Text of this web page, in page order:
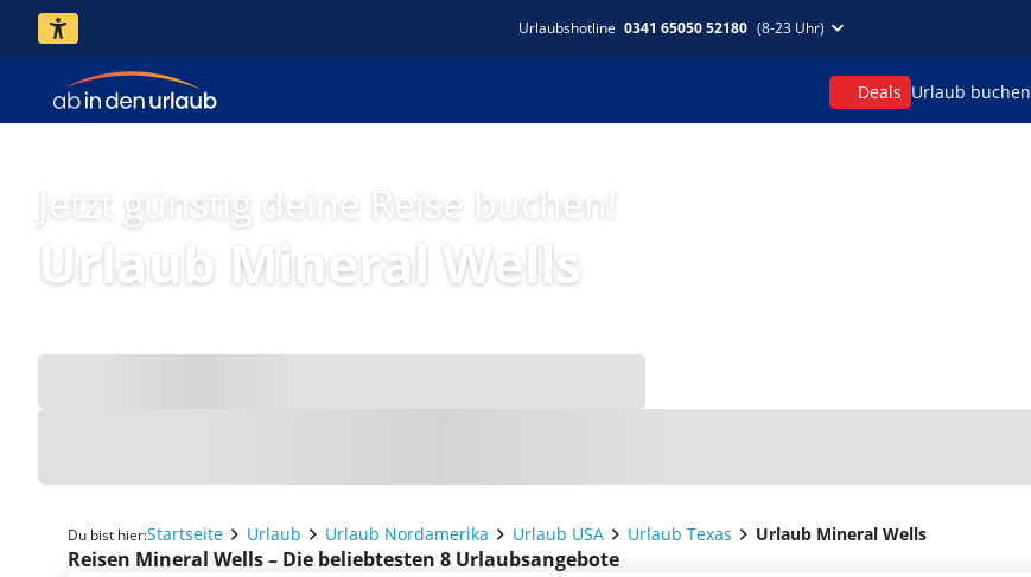
Urlaubshotline 0341 65050 52180 (8-23 Uhr)
Deals Urlaub buchen
Jetzt günstig deine Reise buchen!
Urlaub Mineral Wells
Du bist hier:Startseite Urlaub Urlaub Nordamerika Urlaub USA Urlaub Texas Urlaub Mineral Wells
Reisen Mineral Wells – Die beliebtesten 8 Urlaubsangebote